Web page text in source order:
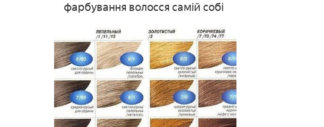
фарбування волосся самій собі